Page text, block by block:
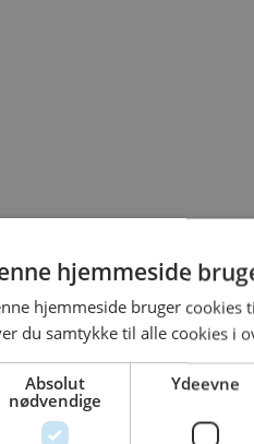
hjemmeside
hjemmeside bruger cookies
du samtykke til alle cookies i
Absolut
nødvendige
Ydeevne